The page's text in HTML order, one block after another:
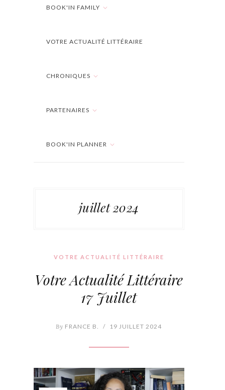
BOOK'IN FAMILY
VOTRE ACTUALITÉ LITTÉRAIRE
CHRONIQUES
PARTENAIRES
BOOK'IN PLANNER
juillet 2024
VOTRE ACTUALITÉ LITTÉRAIRE
Votre Actualité Littéraire
17 Juillet
By FRANCE B. / 19 JUILLET 2024